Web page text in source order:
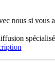
nous si